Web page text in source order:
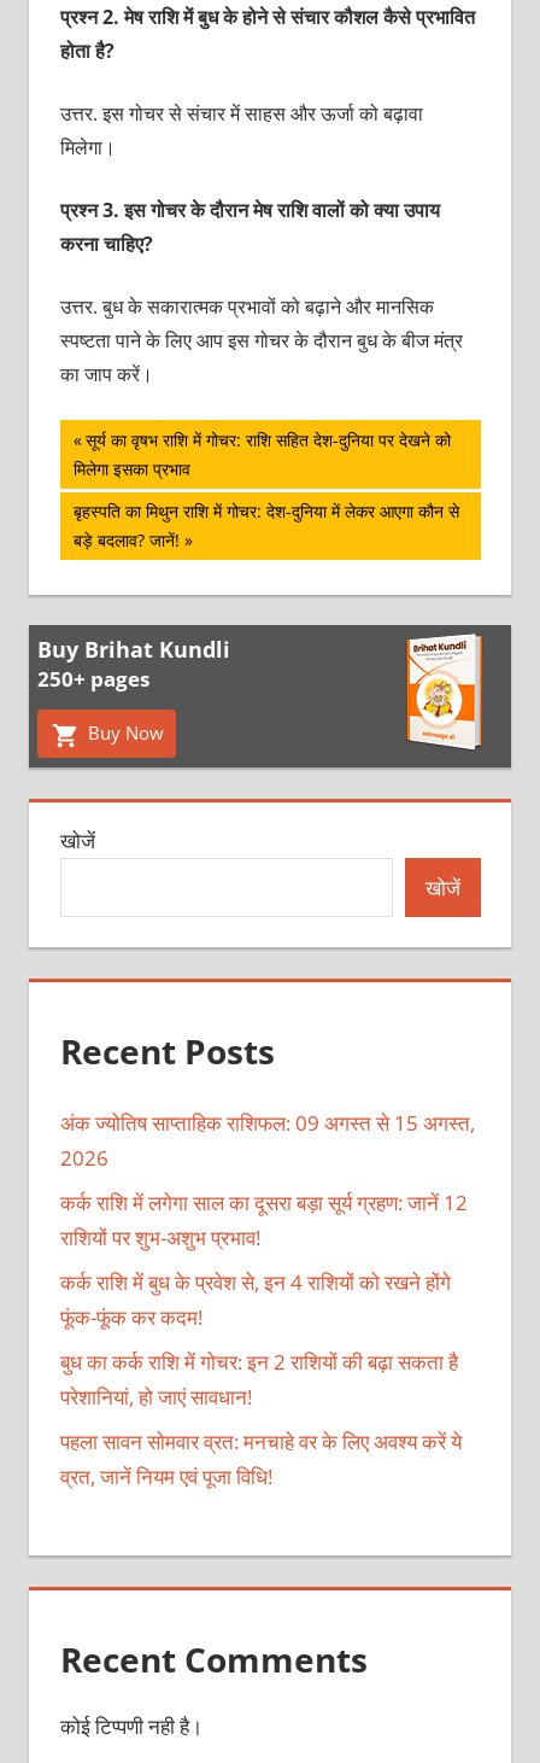
प्रश्‍न 2. मेष राशि में बुध के होने से संचार कौशल कैसे प्रभावित
होता है?
उत्तर. इस गोचर से संचार में साहस और ऊर्जा को बढ़ावा
मिलेगा।
प्रश्‍न 3. इस गोचर के दौरान मेष राशि वालों को क्‍या उपाय
करना चाहिए?
उत्तर. बुध के सकारात्‍मक प्रभावों को बढ़ाने और मानसिक
स्‍पष्‍टता पाने के लिए आप इस गोचर के दौरान बुध के बीज मंत्र
का जाप करें।
पोस्ट
नेविगेशन
Previous
Post:
सूर्य का वृषभ राशि में गोचर: राशि सहित देश-दुनिया पर देखने को
मिलेगा इसका प्रभाव
Next
Post:
बृहस्पति का मिथुन राशि में गोचर: देश-दुनिया में लेकर आएगा कौन से
बड़े बदलाव? जानें!
Buy Brihat Kundli
250+ pages
Buy Now
खोजें
खोजें
Recent Posts
अंक ज्योतिष साप्ताहिक राशिफल: 09 अगस्त से 15 अगस्त,
2026
कर्क राशि में लगेगा साल का दूसरा बड़ा सूर्य ग्रहण: जानें 12
राशियों पर शुभ-अशुभ प्रभाव!
कर्क राशि में बुध के प्रवेश से, इन 4 राशियों को रखने होंगे
फूंक-फूंक कर कदम!
बुध का कर्क राशि में गोचर: इन 2 राशियों की बढ़ा सकता है
परेशानियां, हो जाएं सावधान!
पहला सावन सोमवार व्रत: मनचाहे वर के लिए अवश्य करें ये
व्रत, जानें नियम एवं पूजा विधि!
Recent Comments
कोई टिप्पणी नही है।